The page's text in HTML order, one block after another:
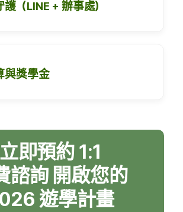
（LINE + 辦事處）
與獎學金
立即預約 1:1
諮詢 開啟您的
遊學計畫